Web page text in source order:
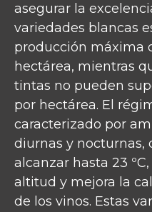
asegurar la
variedades blancas
producción máxima
hectárea, mientras
tintas no pueden
por hectárea. El
caracterizado por
diurnas y nocturnas,
alcanzar hasta 23
altitud y mejora la
de los vinos. Estas